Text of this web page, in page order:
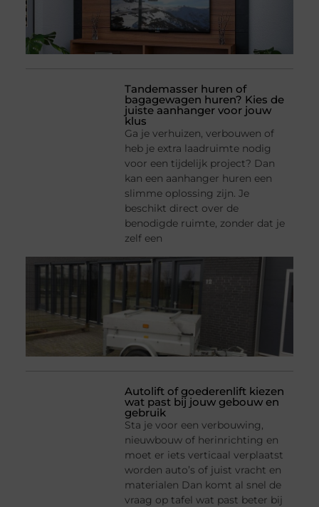
Tandemasser huren of
bagagewagen huren? Kies de
juiste aanhanger voor jouw
klus
Ga je verhuizen, verbouwen of
heb je extra laadruimte nodig
voor een tijdelijk project? Dan
kan een aanhanger huren een
slimme oplossing zijn. Je
beschikt direct over de
benodigde ruimte, zonder dat je
zelf een
Autolift of goederenlift kiezen
wat past bij jouw gebouw en
gebruik
Sta je voor een verbouwing,
nieuwbouw of herinrichting en
moet er iets verticaal verplaatst
worden auto’s of juist vracht en
materialen Dan komt al snel de
vraag op tafel wat past beter bij